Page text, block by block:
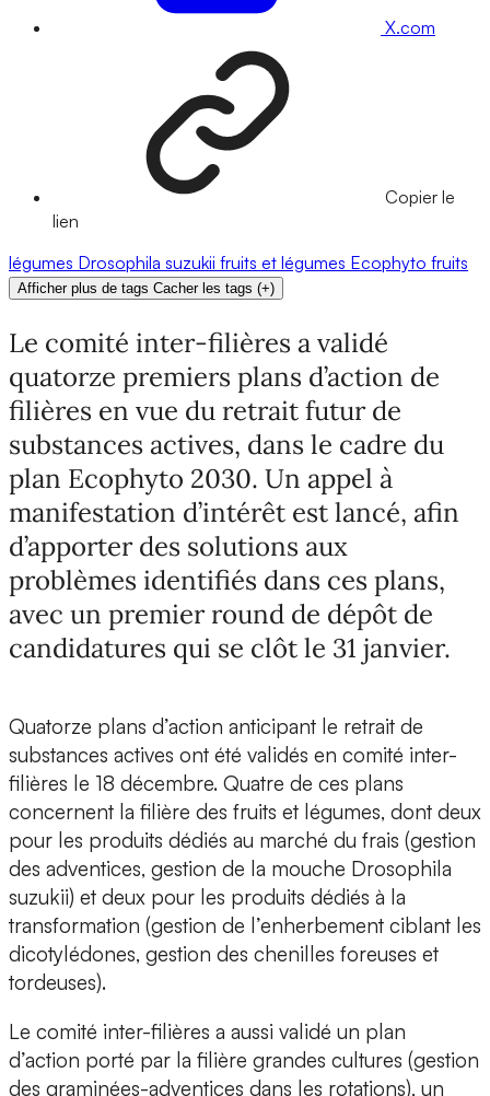
X.com
Copier le
lien
légumes Drosophila suzukii fruits et légumes Ecophyto fruits
Afficher plus de tags Cacher les tags (+)
Le comité inter-filières a validé
quatorze premiers plans d’action de
filières en vue du retrait futur de
substances actives, dans le cadre du
plan Ecophyto 2030. Un appel à
manifestation d’intérêt est lancé, afin
d’apporter des solutions aux
problèmes identifiés dans ces plans,
avec un premier round de dépôt de
candidatures qui se clôt le 31 janvier.
Quatorze plans d’action anticipant le retrait de
substances actives ont été validés en comité inter-
filières le 18 décembre. Quatre de ces plans
concernent la filière des fruits et légumes, dont deux
pour les produits dédiés au marché du frais (gestion
des adventices, gestion de la mouche Drosophila
suzukii) et deux pour les produits dédiés à la
transformation (gestion de l’enherbement ciblant les
dicotylédones, gestion des chenilles foreuses et
tordeuses).
Le comité inter-filières a aussi validé un plan
d’action porté par la filière grandes cultures (gestion
des graminées-adventices dans les rotations), un